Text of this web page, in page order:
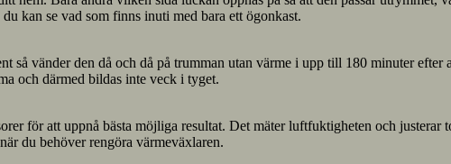
kan se vad som finns inuti med bara ett ögonkast.
vänder den då och då på trumman utan värme i upp till 180 minuter efter
och därmed bildas inte veck i tyget.
för att uppnå bästa möjliga resultat. Det mäter luftfuktigheten och justerar
du behöver rengöra värmeväxlaren.